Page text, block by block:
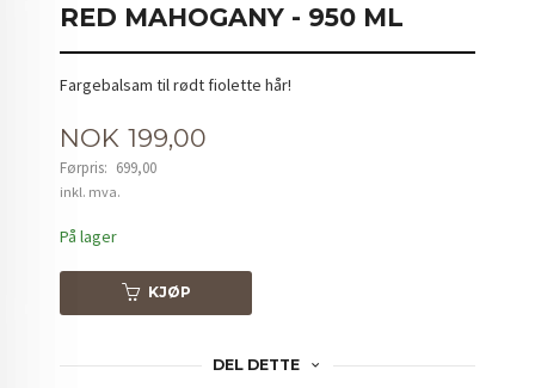
RED MAHOGANY - 950 ML
Fargebalsam til rødt fiolette hår!
Tilbud
NOK 199,00
Førpris: 699,00
Rabatt
inkl. mva.
På lager
KJØP
DEL DETTE